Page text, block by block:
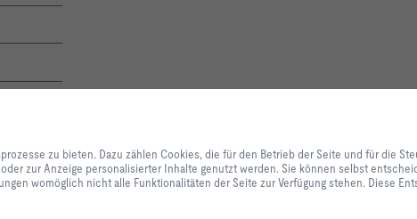
und Anwendungen notwendig sind, sowie solche, die lediglich zu
Komforteinstellungen oder zur Anzeige personalisierter Inhalte genutzt werden. Sie
welche Kategorien Sie zulassen möchten und die Einstellungen zur
zu bieten. Dazu zählen Cookies, die für den Betrieb der Seite und für die
zur Anzeige personalisierter Inhalte genutzt werden. Sie können selbst
womöglich nicht alle Funktionalitäten der Seite zur Verfügung stehen. Diese